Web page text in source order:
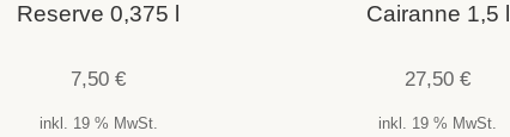
Reserve 0,375 l
7,50€
inkl. 19 % MwSt.
Cairanne 1,5 l
27,50€
inkl. 19 % MwSt.